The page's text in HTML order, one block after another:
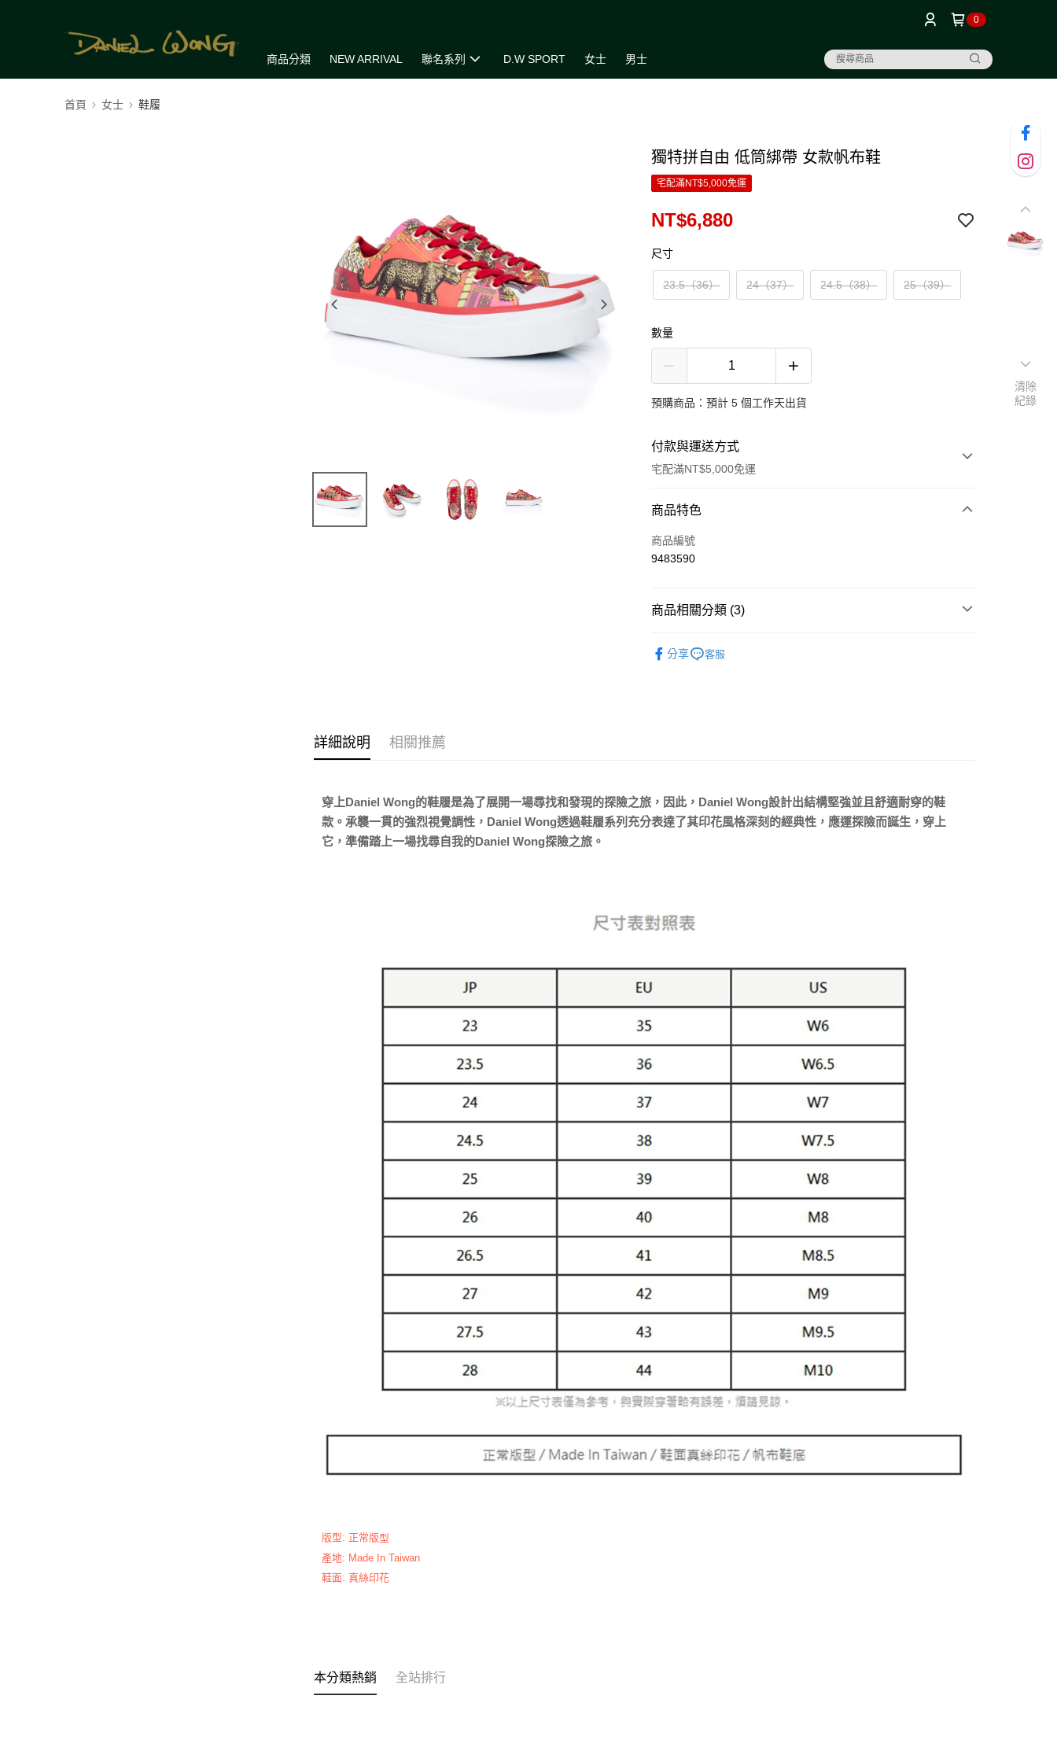
0
商品分類 NEW ARRIVAL 聯名系列 D.W SPORT 女士 男士
首頁 女士 鞋履
獨特拼自由 低筒綁帶 女款帆布鞋
宅配滿NT$5,000免運
NT$6,880
尺寸
23.5（36） 24（37） 24.5（38） 25（39）
數量
預購商品：預計 5 個工作天出貨
付款與運送方式
宅配滿NT$5,000免運
付款方式
信用卡一次付款
商品特色
商品編號
9483590
商品相關分類 (3)
分享 客服
詳細說明 相關推薦
穿上Daniel Wong的鞋履是為了展開一場尋找和發現的探險之旅，因此，Daniel Wong設計出結構堅強並且舒適耐穿的鞋
款。承襲一貫的強烈視覺調性，Daniel Wong透過鞋履系列充分表達了其印花風格深刻的經典性，應運探險而誕生，穿上
它，準備踏上一場找尋自我的Daniel Wong探險之旅。
版型: 正常版型
產地: Made In Taiwan
鞋面: 真絲印花
本分類熱銷 全站排行
清除
紀錄